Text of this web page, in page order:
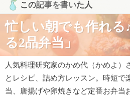
この記事を書いた人
忙しい朝でも作れる
る2品弁当」
人気料理研究家のかめ代（かめよ）
とレシピ、詰め方レッスン。時短で
当、唐揚げや卵焼きなど定番お弁当